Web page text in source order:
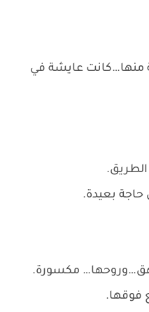
منها…كانت عايشة في
حاجة بعيدة.
مكسورة.
فوقها.